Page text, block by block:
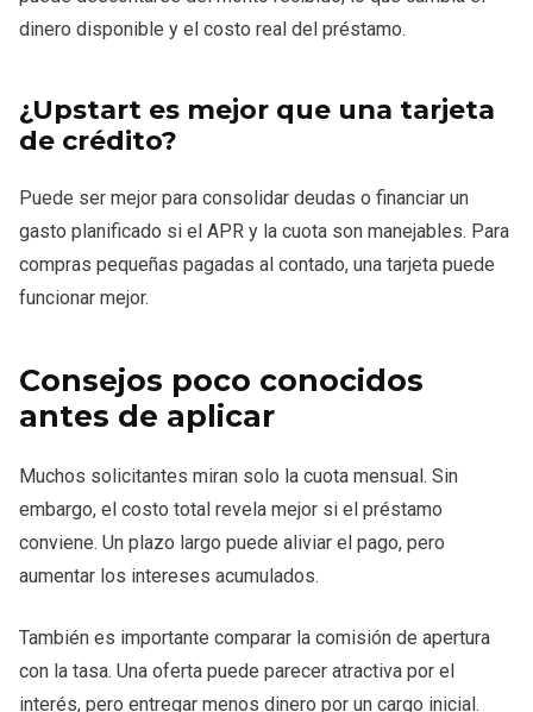
dinero disponible y el costo real del préstamo.
¿Upstart es mejor que una tarjeta
de crédito?
Puede ser mejor para consolidar deudas o financiar un
gasto planificado si el APR y la cuota son manejables. Para
compras pequeñas pagadas al contado, una tarjeta puede
funcionar mejor.
Consejos poco conocidos
antes de aplicar
Muchos solicitantes miran solo la cuota mensual. Sin
embargo, el costo total revela mejor si el préstamo
conviene. Un plazo largo puede aliviar el pago, pero
aumentar los intereses acumulados.
También es importante comparar la comisión de apertura
con la tasa. Una oferta puede parecer atractiva por el
interés, pero entregar menos dinero por un cargo inicial.